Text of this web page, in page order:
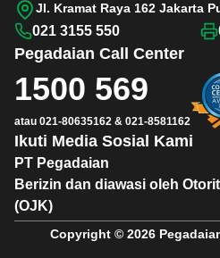
PT Pegadaian
Berizin dan diawasi oleh
(OJK)
Ikuti Media Sosial Kami
Pegadaian Call Center
1500 569
atau 021-80635162 & 021-8581162
Jl. Kramat Raya 162 Jakarta
021 3155 550
Copyright © 2026